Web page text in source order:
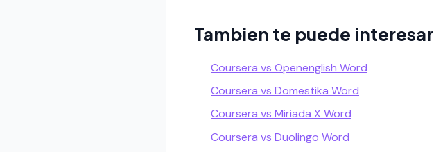
Tambien te puede interesar
Coursera vs Openenglish Word
Coursera vs Domestika Word
Coursera vs Miriada X Word
Coursera vs Duolingo Word